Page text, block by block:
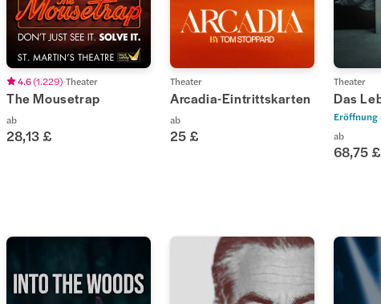
4.6(1.229) Theater
The Mousetrap
ab
28,13 £
Theater
Arcadia-Eintrittskarten
ab
25 £
Theater
Das
Eröffnung
ab
68,75 £